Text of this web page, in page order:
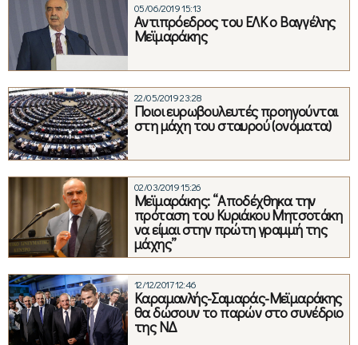
05/06/2019 15:13
Αντιπρόεδρος του ΕΛΚ ο Βαγγέλης
Μεϊμαράκης
22/05/2019 23:28
Ποιοι ευρωβουλευτές προηγούνται
στη μάχη του σταυρού (ονόματα)
02/03/2019 15:26
Μεϊμαράκης: “Αποδέχθηκα την
πρόταση του Κυριάκου Μητσοτάκη
να είμαι στην πρώτη γραμμή της
μάχης”
12/12/2017 12:46
Καραμανλής-Σαμαράς-Μεϊμαράκης
θα δώσουν το παρών στο συνέδριο
της ΝΔ